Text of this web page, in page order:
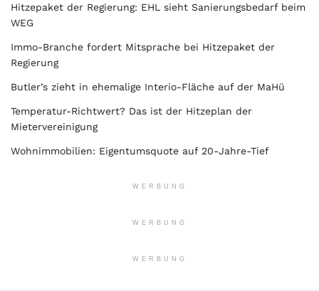
Hitzepaket der Regierung: EHL sieht Sanierungsbedarf beim
WEG
Immo-Branche fordert Mitsprache bei Hitzepaket der
Regierung
Butler’s zieht in ehemalige Interio-Fläche auf der MaHü
Temperatur-Richtwert? Das ist der Hitzeplan der
Mietervereinigung
Wohnimmobilien: Eigentumsquote auf 20-Jahre-Tief
WERBUNG
WERBUNG
WERBUNG